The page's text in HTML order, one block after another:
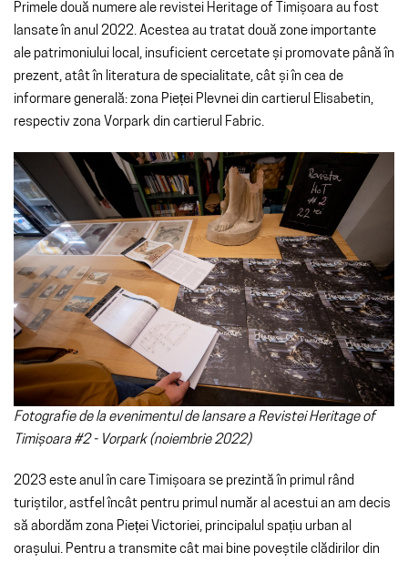
Primele două numere ale revistei Heritage of Timișoara au fost
lansate în anul 2022. Acestea au tratat două zone importante
ale patrimoniului local, insuficient cercetate și promovate până în
prezent, atât în literatura de specialitate, cât și în cea de
informare generală: zona Pieței Plevnei din cartierul Elisabetin,
respectiv zona Vorpark din cartierul Fabric.
Fotografie de la evenimentul de lansare a Revistei Heritage of
Timișoara #2 - Vorpark (noiembrie 2022)
2023 este anul în care Timișoara se prezintă în primul rând
turiștilor, astfel încât pentru primul număr al acestui an am decis
să abordăm zona Pieței Victoriei, principalul spațiu urban al
orașului. Pentru a transmite cât mai bine poveștile clădirilor din